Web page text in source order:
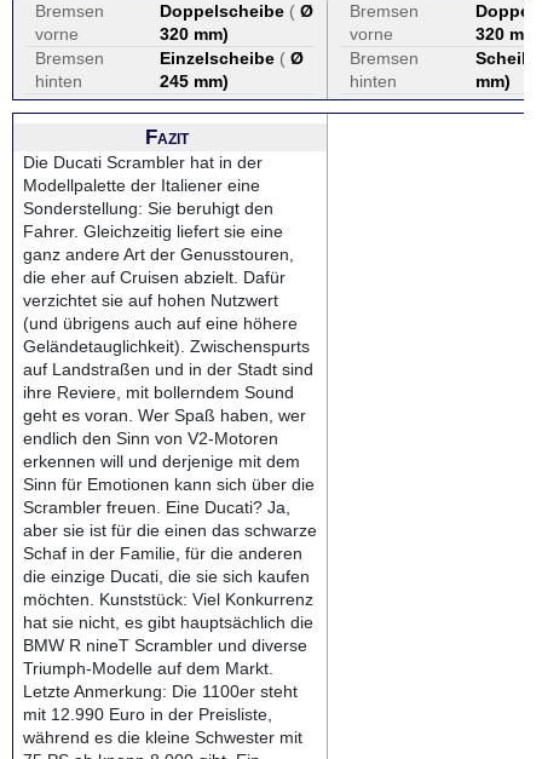
Bremsen
vorne
Doppelscheibe ( Ø
320 mm)
Bremsen
hinten
Einzelscheibe ( Ø
245 mm)
Bremsen
vorne
320 mm
Bremsen
hinten
Scheibe
mm)
Fazit
Die Ducati Scrambler hat in der
Modellpalette der Italiener eine
Sonderstellung: Sie beruhigt den
Fahrer. Gleichzeitig liefert sie eine
ganz andere Art der Genusstouren,
die eher auf Cruisen abzielt. Dafür
verzichtet sie auf hohen Nutzwert
(und übrigens auch auf eine höhere
Geländetauglichkeit). Zwischenspurts
auf Landstraßen und in der Stadt sind
ihre Reviere, mit bollerndem Sound
geht es voran. Wer Spaß haben, wer
endlich den Sinn von V2-Motoren
erkennen will und derjenige mit dem
Sinn für Emotionen kann sich über die
Scrambler freuen. Eine Ducati? Ja,
aber sie ist für die einen das schwarze
Schaf in der Familie, für die anderen
die einzige Ducati, die sie sich kaufen
möchten. Kunststück: Viel Konkurrenz
hat sie nicht, es gibt hauptsächlich die
BMW R nineT Scrambler und diverse
Triumph-Modelle auf dem Markt.
Letzte Anmerkung: Die 1100er steht
mit 12.990 Euro in der Preisliste,
während es die kleine Schwester mit